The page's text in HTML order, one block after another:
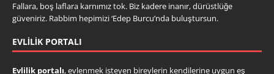
Fallara, boş laflara karnımız tok. Biz kadere inanır, dürüstlüğe
güveniriz. Rabbim hepimizi ‘Edep Burcu’nda buluştursun.
EVLILIK PORTALI
Evlilik portalı, evlenmek isteyen bireylerin kendilerine uygun eş